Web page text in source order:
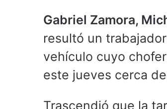
Gabriel Zamora,
resultó un
vehículo cuyo
este jueves cerca
Trascendió que la